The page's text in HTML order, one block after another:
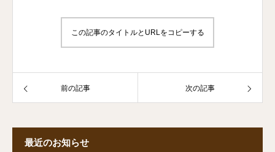
この記事のタイトルとURLをコピーする
前の記事 次の記事
最近のお知らせ